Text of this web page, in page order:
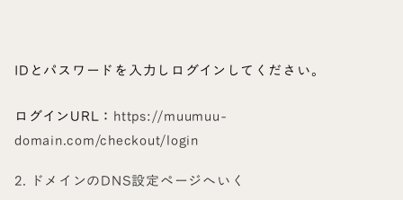
IDとパスワードを入力しログインしてください。
ログインURL： https://muumuu-
domain.com/checkout/login
2. ドメインのDNS設定ページへいく